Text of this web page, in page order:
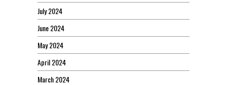
July 2024
June 2024
May 2024
April 2024
March 2024